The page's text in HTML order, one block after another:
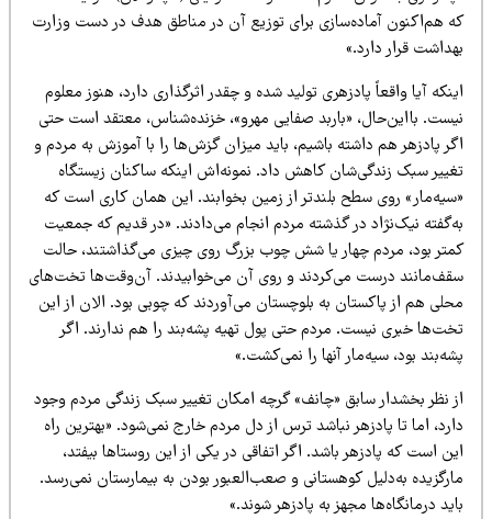
هم‌اکنون آماده‌سازی برای توزیع آن در مناطق هدف در دست وزارت
قرار دارد.»
آیا واقعاً پادزهری تولید شده و چقدر اثرگذاری دارد، هنوز معلوم
بااین‌حال، «باربد صفایی مهرو»، خزنده‌شناس، معتقد است‌ حتی
پادزهر هم داشته باشیم، باید میزان گزش‌ها را با آموزش به مردم و
سبک زندگی‌شان کاهش داد. نمونه‌اش اینکه ساکنان زیستگاه
روی سطح بلندتر از زمین بخوابند. این همان کاری است که
نیک‌نژاد در گذشته مردم انجام می‌دادند. «در قدیم که جمعیت
بود، مردم چهار یا شش چوب بزرگ روی چیزی می‌گذاشتند‌، حالت
درست می‌کردند و روی آن می‌خوابیدند. آن‌وقت‌ها تخت‌های
هم از پاکستان به بلوچستان می‌آوردند که چوبی بود. الان از این
خبری نیست. مردم حتی پول تهیه پشه‌بند را هم ندارند. اگر
بود، سیه‌مار آنها را نمی‌کشت.»
نظر بخشدار سابق «چانف» گرچه امکان تغییر سبک زندگی مردم وجود
اما تا پادزهر نباشد ترس از دل مردم خارج نمی‌شود. «بهترین راه
است که پادزهر باشد. اگر اتفاقی در یکی از این روستاها بیفتد،
به‌دلیل کوهستانی و صعب‌العبور بودن به بیمارستان نمی‌رسد.
درمانگاه‌ها مجهز به پادزهر شوند.»